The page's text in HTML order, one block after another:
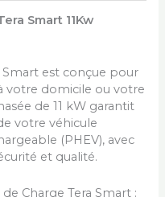
Smart 11Kw
est conçue pour
votre domicile ou votre
de 11 kW garantit
votre véhicule
(PHEV), avec
et qualité.
Charge Tera Smart :